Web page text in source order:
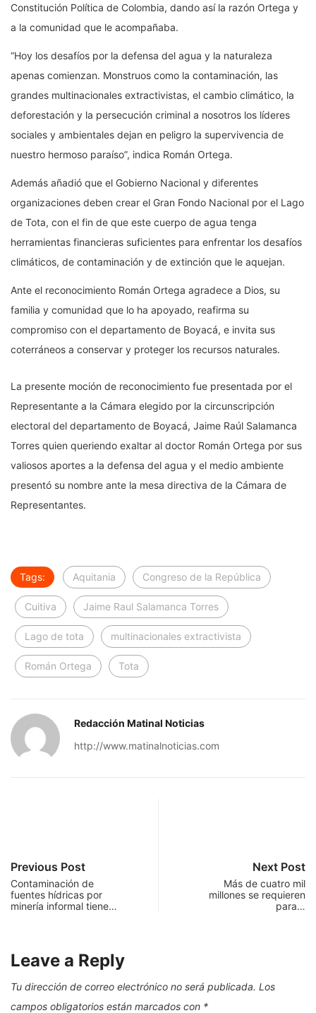
Constitución Política de Colombia, dando así la razón Ortega y
a la comunidad que le acompañaba.
“Hoy los desafíos por la defensa del agua y la naturaleza
apenas comienzan. Monstruos como la contaminación, las
grandes multinacionales extractivistas, el cambio climático, la
deforestación y la persecución criminal a nosotros los líderes
sociales y ambientales dejan en peligro la supervivencia de
nuestro hermoso paraíso”, indica Román Ortega.
Además añadió que el Gobierno Nacional y diferentes
organizaciones deben crear el Gran Fondo Nacional por el Lago
de Tota, con el fin de que este cuerpo de agua tenga
herramientas financieras suficientes para enfrentar los desafíos
climáticos, de contaminación y de extinción que le aquejan.
Ante el reconocimiento Román Ortega agradece a Dios, su
familia y comunidad que lo ha apoyado, reafirma su
compromiso con el departamento de Boyacá, e invita sus
coterráneos a conservar y proteger los recursos naturales.
La presente moción de reconocimiento fue presentada por el
Representante a la Cámara elegido por la circunscripción
electoral del departamento de Boyacá, Jaime Raúl Salamanca
Torres quien queriendo exaltar al doctor Román Ortega por sus
valiosos aportes a la defensa del agua y el medio ambiente
presentó su nombre ante la mesa directiva de la Cámara de
Representantes.
Tags: Aquitania Congreso de la República
Cuitiva Jaime Raul Salamanca Torres
Lago de tota multinacionales extractivista
Román Ortega Tota
Redacción Matinal Noticias
http://www.matinalnoticias.com
Previous Post
Contaminación de
fuentes hídricas por
minería informal tiene…
Next Post
Más de cuatro mil
millones se requieren
para…
Leave a Reply
Tu dirección de correo electrónico no será publicada. Los
campos obligatorios están marcados con *